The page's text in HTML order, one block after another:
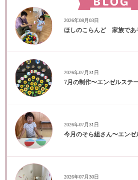
2026年08月03日
2026年07月31日
2026年07月31日
2026年07月30日